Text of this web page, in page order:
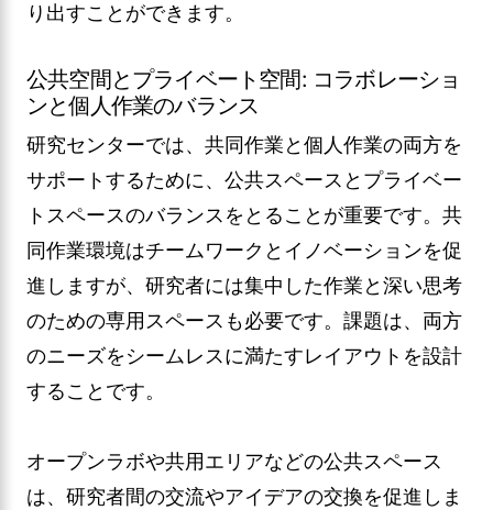
り出すことができます。
公共空間とプライベート空間: コラボレーショ
ンと個人作業のバランス
研究センターでは、共同作業と個人作業の両方を
サポートするために、公共スペースとプライベー
トスペースのバランスをとることが重要です。共
同作業環境はチームワークとイノベーションを促
進しますが、研究者には集中した作業と深い思考
のための専用スペースも必要です。課題は、両方
のニーズをシームレスに満たすレイアウトを設計
することです。
オープンラボや共用エリアなどの公共スペース
は、研究者間の交流やアイデアの交換を促進しま